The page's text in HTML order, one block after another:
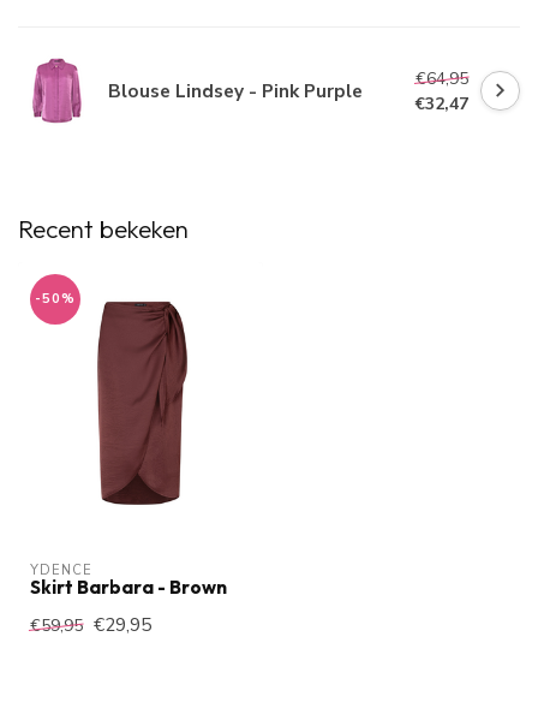
Blouse Lindsey - Pink Purple
€64,95
€32,47
Recent bekeken
-50%
YDENCE
Skirt Barbara - Brown
€59,95 €29,95